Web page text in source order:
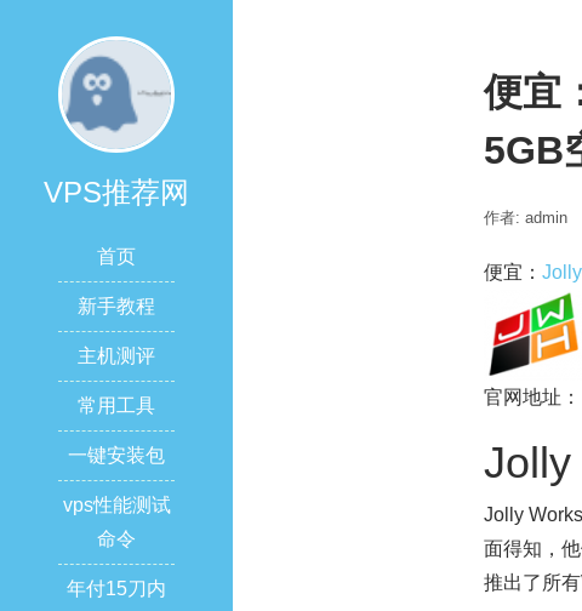
VPS推荐网
首页
新手教程
主机测评
常用工具
一键安装包
vps性能测试
命令
年付15刀内
便宜
5GB
作者: admin
便宜：
官网地址：
Jolly
Jolly
面得知，
推出了所